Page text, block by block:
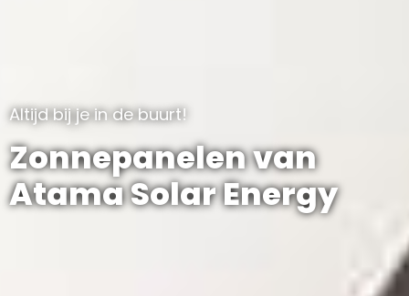
Altijd bij je in de buurt!
Zonnepanelen van
Atama Solar Energy